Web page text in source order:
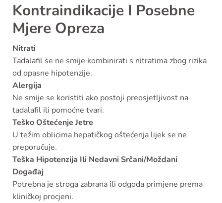
Kontraindikacije I Posebne
Mjere Opreza
Nitrati
Tadalafil se ne smije kombinirati s nitratima zbog rizika
od opasne hipotenzije.
Alergija
Ne smije se koristiti ako postoji preosjetljivost na
tadalafil ili pomoćne tvari.
Teško Oštećenje Jetre
U težim oblicima hepatičkog oštećenja lijek se ne
preporučuje.
Teška Hipotenzija Ili Nedavni Srčani/Moždani
Događaj
Potrebna je stroga zabrana ili odgoda primjene prema
kliničkoj procjeni.